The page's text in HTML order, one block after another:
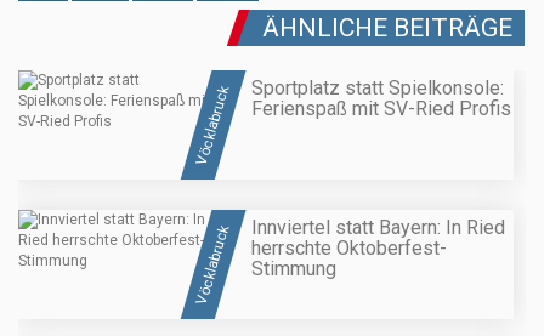
ÄHNLICHE BEITRÄGE
Vöcklabruck
Sportplatz statt Spielkonsole:
Ferienspaß mit SV-Ried Profis
Vöcklabruck
Innviertel statt Bayern: In Ried
herrschte Oktoberfest-
Stimmung